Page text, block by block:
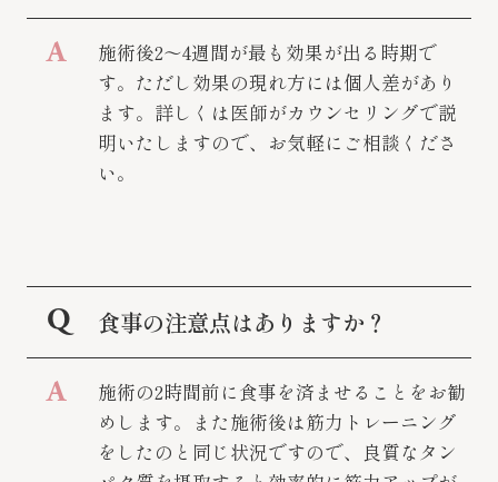
施術後2～4週間が最も効果が出る時期で
す。ただし効果の現れ方には個人差があり
ます。詳しくは医師がカウンセリングで説
明いたしますので、お気軽にご相談くださ
い。
食事の注意点はありますか？
施術の2時間前に食事を済ませることをお勧
めします。また施術後は筋力トレーニング
をしたのと同じ状況ですので、良質なタン